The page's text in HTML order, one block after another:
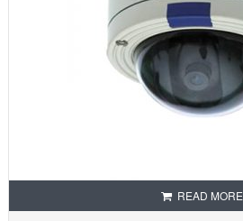
READ MORE